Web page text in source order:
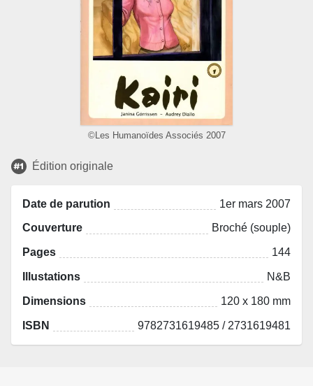
©Les Humanoïdes Associés 2007
Édition originale
Date de parution 1er mars 2007
Couverture Broché (souple)
Pages 144
Illustations N&B
Dimensions 120 x 180 mm
ISBN 9782731619485 / 2731619481